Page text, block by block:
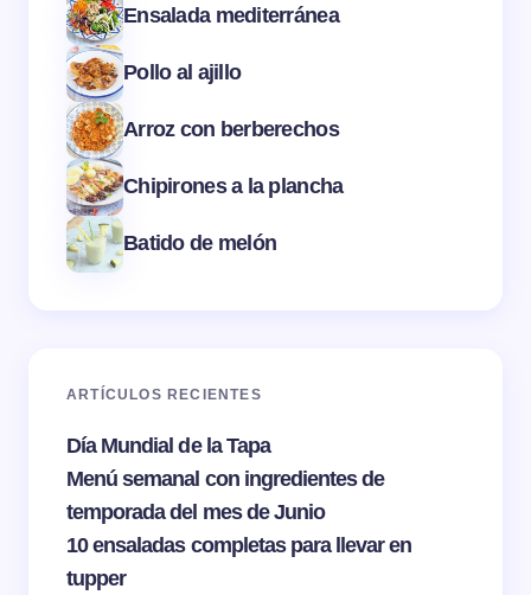
Ensalada mediterránea
Pollo al ajillo
Arroz con berberechos
Chipirones a la plancha
Batido de melón
ARTÍCULOS RECIENTES
Día Mundial de la Tapa
Menú semanal con ingredientes de
temporada del mes de Junio
10 ensaladas completas para llevar en
tupper